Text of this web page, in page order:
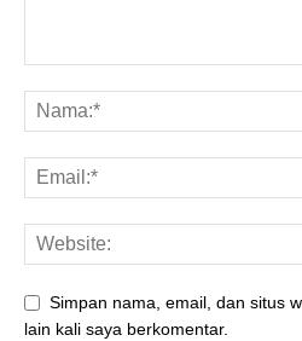
Simpan nama, email, dan situs
lain kali saya berkomentar.